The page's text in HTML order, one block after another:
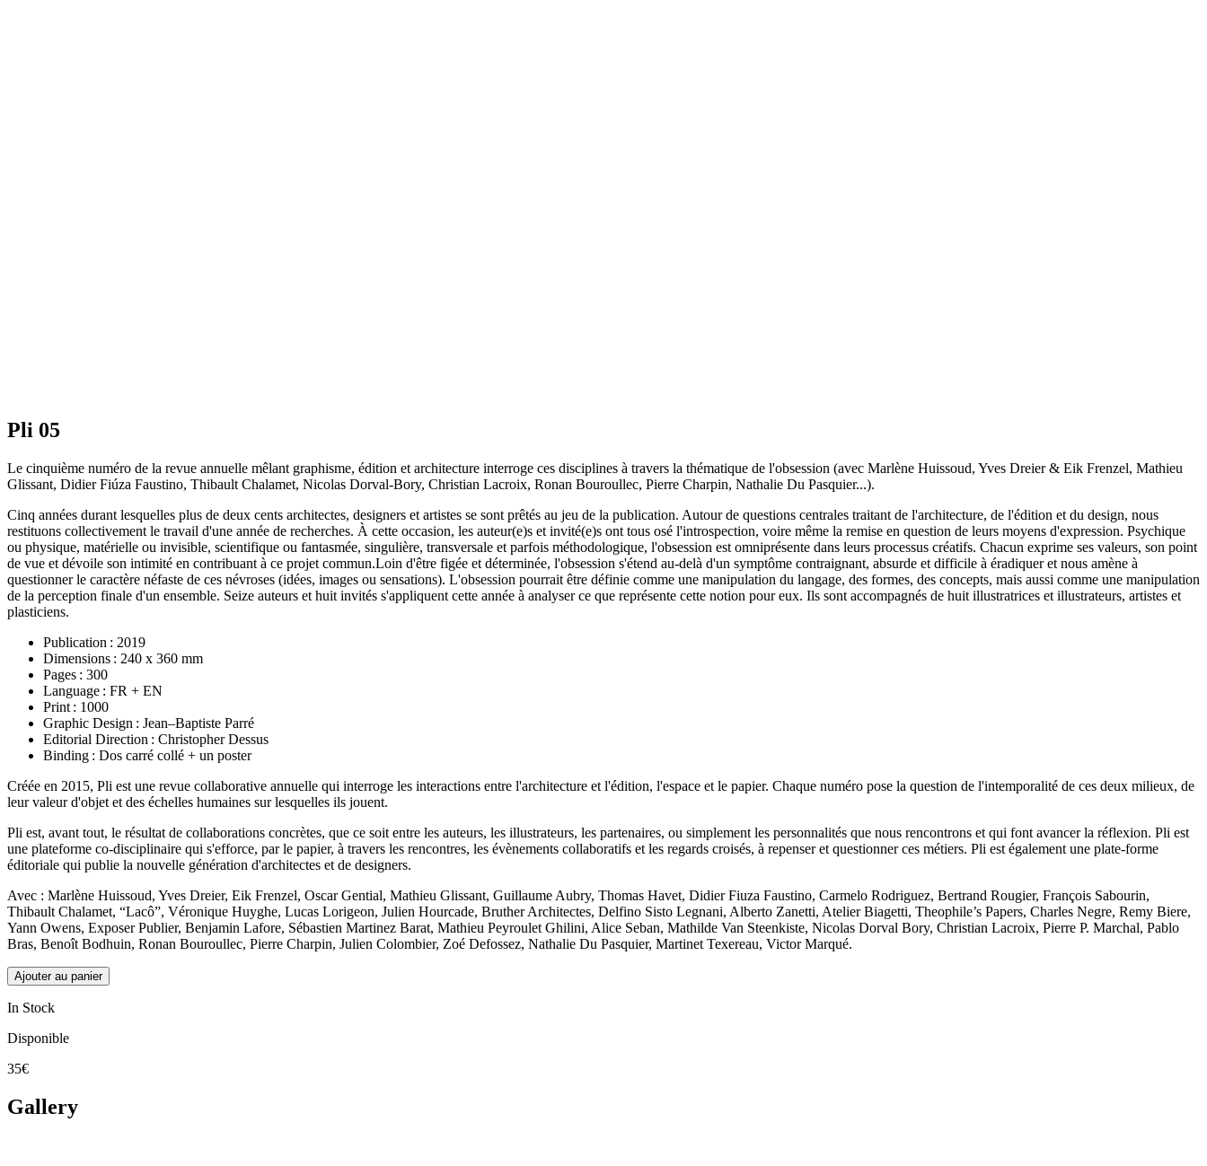
Pli 05
Le cinquième numéro de la revue annuelle mêlant graphisme, édition et architecture interroge ces disciplines à travers la thématique de l'obsession (avec Marlène Huissoud, Yves Dreier & Eik Frenzel, Mathieu
Glissant, Didier Fiúza Faustino, Thibault Chalamet, Nicolas Dorval-Bory, Christian Lacroix, Ronan Bouroullec, Pierre Charpin, Nathalie Du Pasquier...).
Cinq années durant lesquelles plus de deux cents architectes, designers et artistes se sont prêtés au jeu de la publication. Autour de questions centrales traitant de l'architecture, de l'édition et du design, nous
restituons collectivement le travail d'une année de recherches. À cette occasion, les auteur(e)s et invité(e)s ont tous osé l'introspection, voire même la remise en question de leurs moyens d'expression. Psychique
ou physique, matérielle ou invisible, scientifique ou fantasmée, singulière, transversale et parfois méthodologique, l'obsession est omniprésente dans leurs processus créatifs. Chacun exprime ses valeurs, son point
de vue et dévoile son intimité en contribuant à ce projet commun.Loin d'être figée et déterminée, l'obsession s'étend au-delà d'un symptôme contraignant, absurde et difficile à éradiquer et nous amène à
questionner le caractère néfaste de ces névroses (idées, images ou sensations). L'obsession pourrait être définie comme une manipulation du langage, des formes, des concepts, mais aussi comme une manipulation
de la perception finale d'un ensemble. Seize auteurs et huit invités s'appliquent cette année à analyser ce que représente cette notion pour eux. Ils sont accompagnés de huit illustratrices et illustrateurs, artistes et
plasticiens.
Publication : 2019
Dimensions : 240 x 360 mm
Pages : 300
Language : FR + EN
Print : 1000
Graphic Design : Jean–Baptiste Parré
Editorial Direction : Christopher Dessus
Binding : Dos carré collé + un poster
Créée en 2015, Pli est une revue collaborative annuelle qui interroge les interactions entre l'architecture et l'édition, l'espace et le papier. Chaque numéro pose la question de l'intemporalité de ces deux milieux, de
leur valeur d'objet et des échelles humaines sur lesquelles ils jouent.
Pli est, avant tout, le résultat de collaborations concrètes, que ce soit entre les auteurs, les illustrateurs, les partenaires, ou simplement les personnalités que nous rencontrons et qui font avancer la réflexion. Pli est
une plateforme co-disciplinaire qui s'efforce, par le papier, à travers les rencontres, les évènements collaboratifs et les regards croisés, à repenser et questionner ces métiers. Pli est également une plate-forme
éditoriale qui publie la nouvelle génération d'architectes et de designers.
Avec : Marlène Huissoud, Yves Dreier, Eik Frenzel, Oscar Gential, Mathieu Glissant, Guillaume Aubry, Thomas Havet, Didier Fiuza Faustino, Carmelo Rodriguez, Bertrand Rougier, François Sabourin,
Thibault Chalamet, “Lacô”, Véronique Huyghe, Lucas Lorigeon, Julien Hourcade, Bruther Architectes, Delfino Sisto Legnani, Alberto Zanetti, Atelier Biagetti, Theophile’s Papers, Charles Negre, Remy Biere,
Yann Owens, Exposer Publier, Benjamin Lafore, Sébastien Martinez Barat, Mathieu Peyroulet Ghilini, Alice Seban, Mathilde Van Steenkiste, Nicolas Dorval Bory, Christian Lacroix, Pierre P. Marchal, Pablo
Bras, Benoît Bodhuin, Ronan Bouroullec, Pierre Charpin, Julien Colombier, Zoé Defossez, Nathalie Du Pasquier, Martinet Texereau, Victor Marqué.
Ajouter au panier
In Stock
Disponible
35€
Gallery